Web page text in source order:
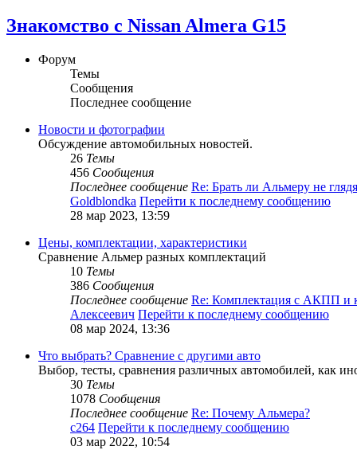
Знакомство с Nissan Almera G15
Форум
Темы
Сообщения
Последнее сообщение
Новости и фотографии
Обсуждение автомобильных новостей.
26 Темы
456 Сообщения
Последнее сообщение Re: Брать ли Альмеру не
Goldblondka Перейти к последнему сообщению
28 мар 2023, 13:59
Цены, комплектации, характеристики
Сравнение Альмер разных комплектаций
10 Темы
386 Сообщения
Последнее сообщение Re: Комплектация с АКПП и
Алексеевич Перейти к последнему сообщению
08 мар 2024, 13:36
Что выбрать? Сравнение с другими авто
Выбор, тесты, сравнения различных автомобилей, как
30 Темы
1078 Сообщения
Последнее сообщение Re: Почему Альмера?
c264 Перейти к последнему сообщению
03 мар 2022, 10:54